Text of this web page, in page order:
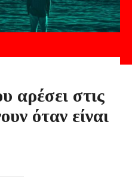
αρέσει στις
όταν είναι